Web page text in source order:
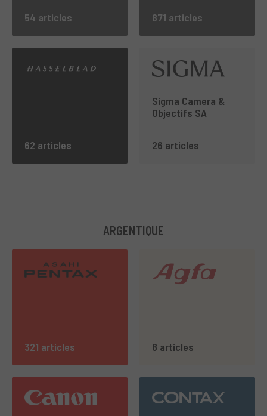
54 articles 871 articles
62 articles
Sigma Camera &
Objectifs SA
26 articles
ARGENTIQUE
321 articles 8 articles